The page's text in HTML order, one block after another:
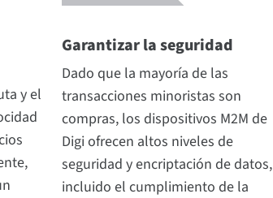
y el
Garantizar la seguridad
Dado que la mayoría de las
transacciones minoristas son
compras, los dispositivos M2M de
Digi ofrecen altos niveles de
seguridad y encriptación de datos,
incluido el cumplimiento de la